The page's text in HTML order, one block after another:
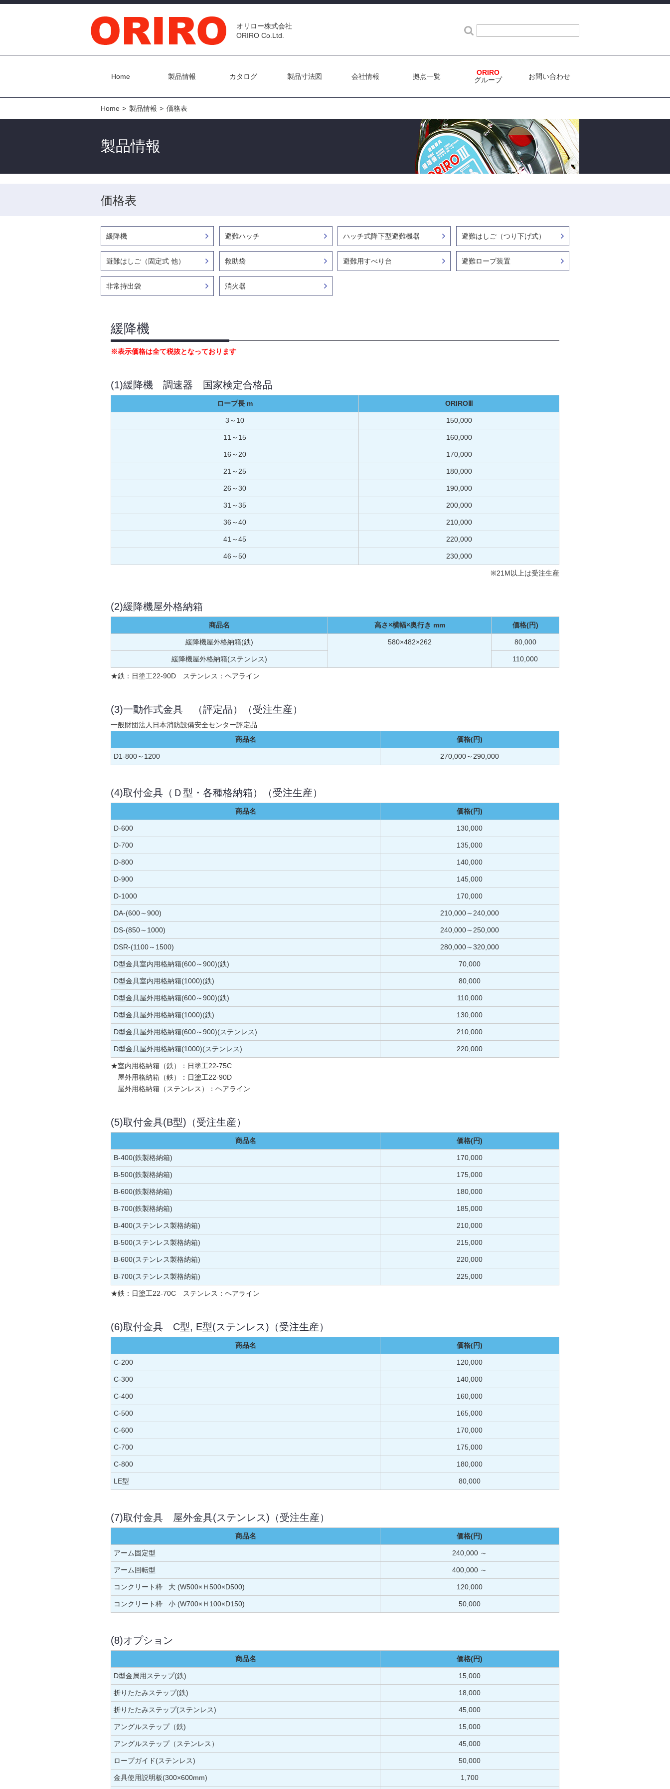
オリロー株式会社
ORIRO Co.Ltd.
Home 製品情報 カタログ 製品寸法図 会社情報 拠点一覧
ORIRO
グループ
お問い合わせ
Home 製品情報 価格表
製品情報
価格表
緩降機 避難ハッチ ハッチ式降下型避難機器 避難はしご（つり下げ式）
避難はしご（固定式 他） 救助袋 避難用すべり台 避難ロープ装置
非常持出袋 消火器
緩降機
※表示価格は全て税抜となっております
(1)緩降機 調速器 国家検定合格品
ロープ長 m ORIROⅢ
3～10 150,000
11～15 160,000
16～20 170,000
21～25 180,000
26～30 190,000
31～35 200,000
36～40 210,000
41～45 220,000
46～50 230,000
※21M以上は受注生産
(2)緩降機屋外格納箱
商品名 高さ×横幅×奥行き mm 価格(円)
緩降機屋外格納箱(鉄) 580×482×262 80,000
緩降機屋外格納箱(ステンレス) 110,000
★鉄：日塗工22-90D ステンレス：ヘアライン
(3)一動作式金具 （評定品）（受注生産）
一般財団法人日本消防設備安全センター評定品
商品名
価格(円)
D1-800～1200 270,000～290,000
(4)取付金具（Ｄ型・各種格納箱）（受注生産）
商品名 価格(円)
D-600 130,000
D-700 135,000
D-800 140,000
D-900 145,000
D-1000 170,000
DA-(600～900) 210,000～240,000
DS-(850～1000) 240,000～250,000
DSR-(1100～1500) 280,000～320,000
D型金具室内用格納箱(600～900)(鉄) 70,000
D型金具室内用格納箱(1000)(鉄) 80,000
D型金具屋外用格納箱(600～900)(鉄) 110,000
D型金具屋外用格納箱(1000)(鉄) 130,000
D型金具屋外用格納箱(600～900)(ステンレス) 210,000
D型金具屋外用格納箱(1000)(ステンレス) 220,000
★室内用格納箱（鉄）：日塗工22-75C
屋外用格納箱（鉄）：日塗工22-90D
屋外用格納箱（ステンレス）：ヘアライン
(5)取付金具(B型)（受注生産）
商品名 価格(円)
B-400(鉄製格納箱) 170,000
B-500(鉄製格納箱) 175,000
B-600(鉄製格納箱) 180,000
B-700(鉄製格納箱) 185,000
B-400(ステンレス製格納箱) 210,000
B-500(ステンレス製格納箱) 215,000
B-600(ステンレス製格納箱) 220,000
B-700(ステンレス製格納箱) 225,000
★鉄：日塗工22-70C ステンレス：ヘアライン
(6)取付金具 C型, E型(ステンレス)（受注生産）
商品名 価格(円)
C-200 120,000
C-300 140,000
C-400 160,000
C-500 165,000
C-600 170,000
C-700 175,000
C-800 180,000
LE型 80,000
(7)取付金具 屋外金具(ステンレス)（受注生産）
商品名 価格(円)
アーム固定型 240,000 ～
アーム回転型 400,000 ～
コンクリート枠 大 (W500×Ｈ500×D500) 120,000
コンクリート枠 小 (W700×Ｈ100×D150) 50,000
(8)オプション
商品名 価格(円)
D型金属用ステップ(鉄) 15,000
折りたたみステップ(鉄) 18,000
折りたたみステップ(ステンレス) 45,000
アングルステップ（鉄) 15,000
アングルステップ（ステンレス） 45,000
ロープガイド(ステンレス) 50,000
金具使用説明板(300×600mm) 1,700